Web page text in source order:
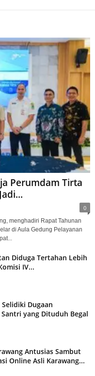
Perumdam Tirta
0
menghadiri Rapat Tahunan
di Aula Gedung Pelayanan
Diduga Tertahan Lebih
IV...
Dugaan
yang Dituduh Begal
Antusias Sambut
Online Asli Karawang...